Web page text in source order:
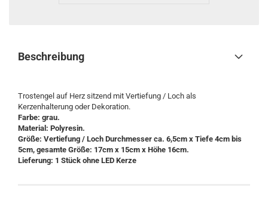
Beschreibung
Trostengel auf Herz sitzend mit Vertiefung / Loch als
Kerzenhalterung oder Dekoration.
Farbe: grau.
Material: Polyresin.
Größe: Vertiefung / Loch Durchmesser ca. 6,5cm x Tiefe 4cm bis
5cm, gesamte Größe: 17cm x 15cm x Höhe 16cm.
Lieferung: 1 Stück ohne LED Kerze